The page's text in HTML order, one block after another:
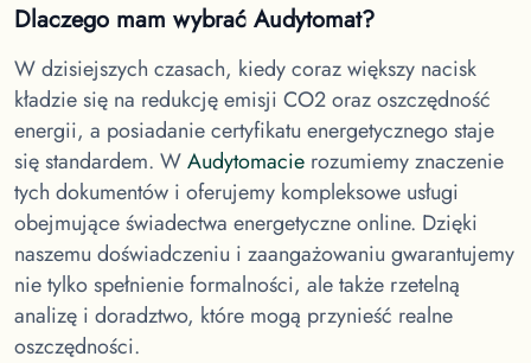
Dlaczego mam wybrać Audytomat?
W dzisiejszych czasach, kiedy coraz większy nacisk
kładzie się na redukcję emisji CO2 oraz oszczędność
energii, a posiadanie certyfikatu energetycznego staje
się standardem. WAudytomacie rozumiemy znaczenie
tych dokumentów i oferujemy kompleksowe usługi
obejmujące świadectwa energetyczne online. Dzięki
naszemu doświadczeniu i zaangażowaniu gwarantujemy
nie tylko spełnienie formalności, ale także rzetelną
analizę i doradztwo, które mogą przynieść realne
oszczędności.